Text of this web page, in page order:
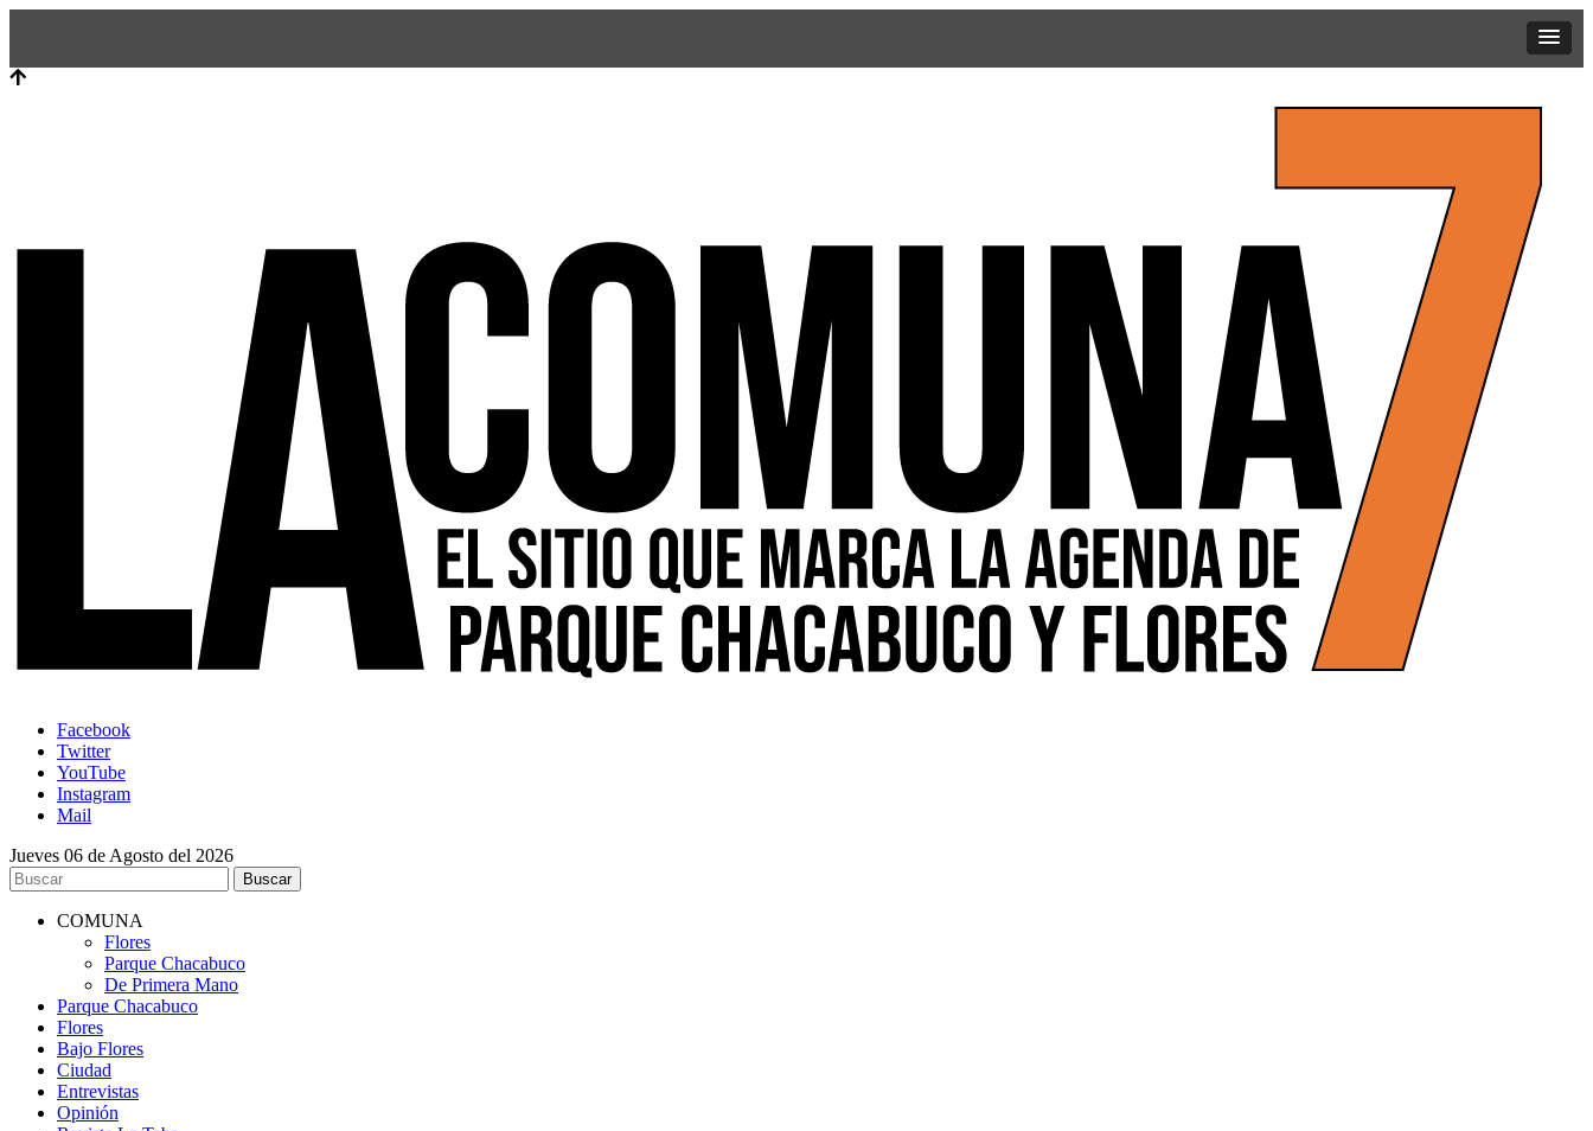
Facebook
Twitter
YouTube
Instagram
Mail
Jueves 06 de Agosto del 2026
COMUNA
Flores
Parque Chacabuco
De Primera Mano
Parque Chacabuco
Flores
Bajo Flores
Ciudad
Entrevistas
Opinión